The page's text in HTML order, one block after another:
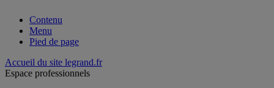
Contenu
Menu
Pied de page
Accueil du site legrand.fr
Espace professionnels